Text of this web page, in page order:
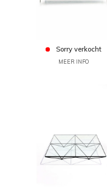
Sorry verkocht
MEER INFO